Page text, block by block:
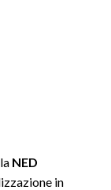
NED
in